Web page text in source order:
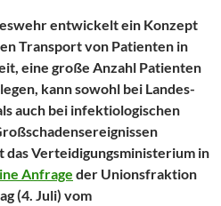
entwickelt ein Konzept
Transport von Patienten in
eine große Anzahl Patienten
kann sowohl bei Landes-
auch bei infektiologischen
das Verteidigungsministerium in
Anfrage der Unionsfraktion
(4. Juli) vom